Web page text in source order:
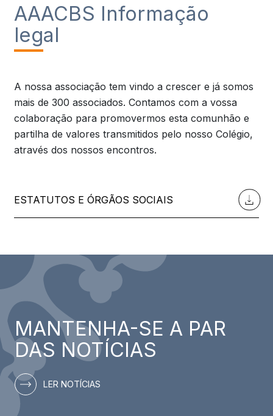
AAACBS Informação
legal
A nossa associação tem vindo a crescer e já somos
mais de 300 associados. Contamos com a vossa
colaboração para promovermos esta comunhão e
partilha de valores transmitidos pelo nosso Colégio,
através dos nossos encontros.
ESTATUTOS E ÓRGÃOS SOCIAIS
MANTENHA-SE A PAR
DAS NOTÍCIAS
LER NOTÍCIAS